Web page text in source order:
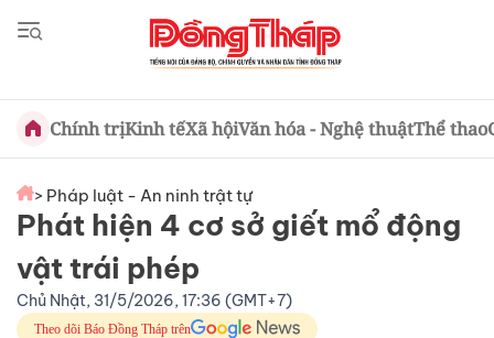
Chính trịKinh tếXã hộiVăn hóa - Nghệ thuậtThể thao
> Pháp luật - An ninh trật tự
Phát hiện 4 cơ sở giết mổ động
vật trái phép
Chủ Nhật, 31/5/2026, 17:36 (GMT+7)
Theo dõi Báo Đồng Tháp trên